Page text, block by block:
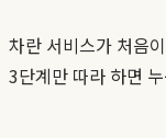
차란 서비스가 처음
3단계만 따라 하면